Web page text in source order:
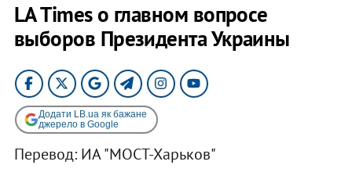
LA Times о главном вопросе
выборов Президента Украины
Додати LB.ua як бажане
джерело в Google
Перевод: ИА "МОСТ-Харьков"